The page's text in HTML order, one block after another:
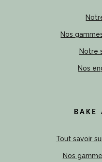
Nos
Notre
Nos
BAKE
Tout savoir
Nos